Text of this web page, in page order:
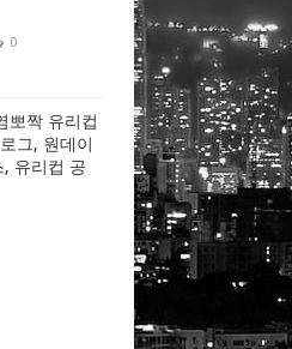
0
뽀짝 유리컵
그, 원데이
유리컵 공